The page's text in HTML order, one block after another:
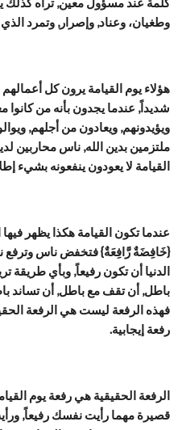
وطغيان، وعناد, وإصرار, وتمرد الذي
هؤلاء يوم القيامة يرون كل
شديداً, عندما يجدون بأنه من كانوا
ويؤيدونهم, ويعادون من أجلهم,
ملتزمين بدين الله, ناس محاربين
القيامة لا يعودون ينفعونه بشيء
عندما تكون القيامة هكذا يظهر
{خَافِضَةٌ رَّافِعَةٌ} فتخفض ناس وترفع
الدنيا أن تكون رفيعاً, وبأي طريقة
باطل, أن تقف مع باطل, أن تساند
فهذه الرفعة ليست هي الرفعة
رفعة إيجابية.
الرفعة الحقيقية هي رفعة يوم
قصيرة مهما رأيت نفسك رفيعاً,